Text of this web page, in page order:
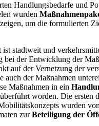
Handlungsbedarfe und
wurden
um die formulierten
stadtweit und
bei der Entwicklung der
auf der Vernetzung der
auch der Maßnahmen
Maßnahmen in ein
überführt worden. Die ersten
wurden von
zurBeteiligung der